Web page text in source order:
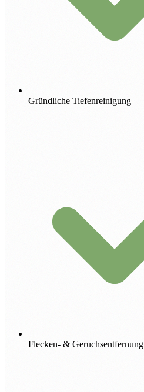
Gründliche Tiefenreinigung
Flecken- & Geruchsentfernung